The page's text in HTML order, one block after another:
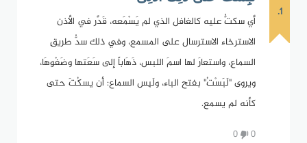
1.
أي سكتُّ عليه كالغافل الذي لم يَسْمَعه، قَدَّر في الأذن
الاسترخاء الاسترسال على المسمع، وفي ذلك سدُّ طريقِ
السماعِ، واستعارَ لها اسمَ اللبس، ذَهَاباً إلى سَعَتها وضَفْوِهَا،
ويروى "لَبَسْتُ" بفتح الباء، ولَبِس السماع: أن يسكُتَ حتى
كأنه لم يسمع.
0
0